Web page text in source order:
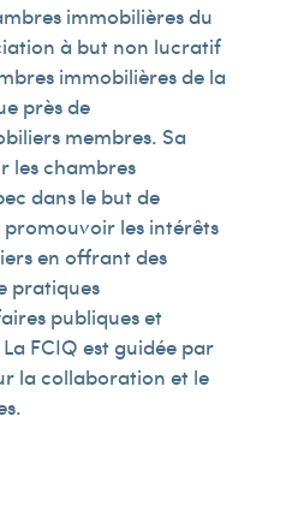
immobilières du
à but non lucratif
immobilières de la
près de
membres. Sa
les chambres
dans le but de
les intérêts
en offrant des
pratiques
publiques et
FCIQ est guidée par
la collaboration et le